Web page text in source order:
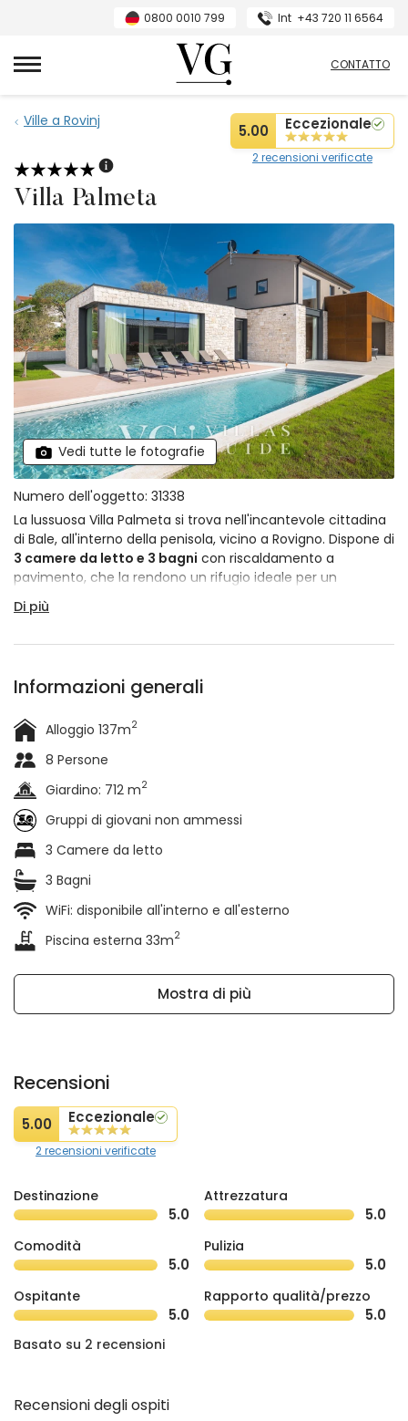
0800 0010 799 Int +43 720 11 6564
Villas Guide
CONTATTO
Ville a Rovinj
5.00 Eccezionale
2 recensioni verificate
Villa Palmeta
Vedi tutte le fotografie
Numero dell'oggetto: 31338
La lussuosa Villa Palmeta si trova nell'incantevole cittadina
di Bale, all'interno della penisola, vicino a Rovigno. Dispone di
3 camere da letto e 3 bagni con riscaldamento a
pavimento, che la rendono un rifugio ideale per un
massimo di
riscaldata circondata da un giardino lussureggiante e un
rilassante dallo stressdella vita quotidiana in una
Di più
Informazioni generali
Alloggio 137m2
8 Persone
Giardino: 712 m2
Gruppi di giovani non ammessi
3 Camere da letto
3 Bagni
WiFi: disponibile all'interno e all'esterno
Piscina esterna 33m2
Mostra di più
Recensioni
5.00 Eccezionale
2 recensioni verificate
Destinazione
5.0
Attrezzatura
5.0
Comodità
5.0
Pulizia
5.0
Ospitante
5.0
Rapporto qualità/prezzo
5.0
Basato su 2 recensioni
Recensioni degli ospiti